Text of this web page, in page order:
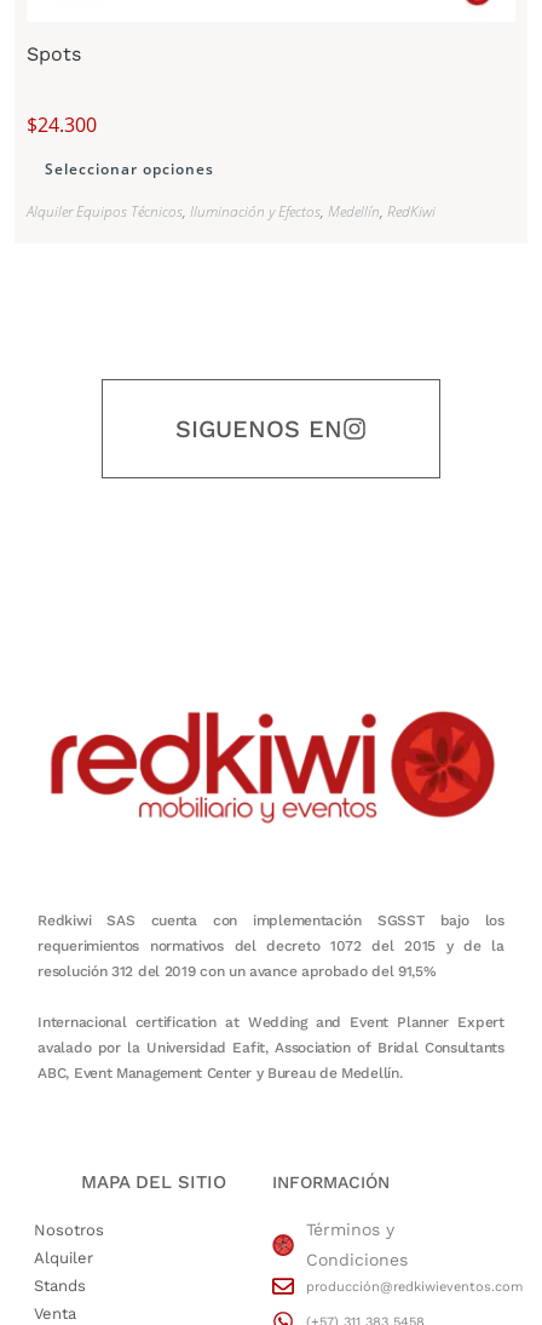
Spots
$24.300
Seleccionar opciones
Alquiler Equipos Técnicos,Iluminación y Efectos,Medellín,RedKiwi
SIGUENOS EN
Redkiwi SAS cuenta con implementación SGSST bajo los
requerimientos normativos del decreto 1072 del 2015 y de la
resolución 312 del 2019 con un avance aprobado del 91,5%
Internacional certification at Wedding and Event Planner Expert
avalado por la Universidad Eafit, Association of Bridal Consultants
ABC, Event Management Center y Bureau de Medellín.
MAPA DEL SITIO
Nosotros
Alquiler
Stands
Venta
INFORMACIÓN
Términos y
Condiciones
producción@redkiwieventos.com
(+57) 311 383 5458